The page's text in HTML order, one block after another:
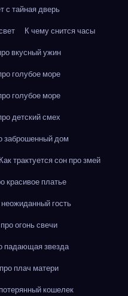
с тайная дверь
К чему снится часы
вкусный ужин
голубое море
голубое море
детский смех
заброшенный дом
Как трактуется сон про змей
красивое платье
неожиданный гость
огонь свечи
падающая звезда
плач матери
кошелек